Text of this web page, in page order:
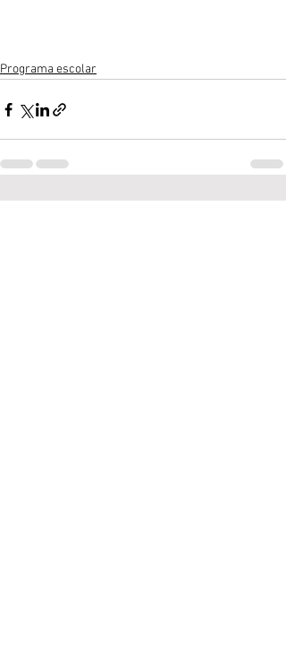
Programa escolar